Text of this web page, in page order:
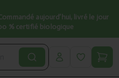
aujourd’hui, livré le jour
% certifié biologique